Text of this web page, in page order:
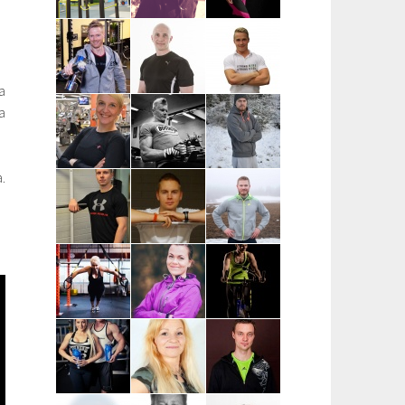
Petteri Avola |
Nokia,
Ylöjärvi,
Tampere
Eveliina
Christoforou |
Tampere
Marianne
Kankaisto |
Tampere
Teemu Ratus |
Tampere
Mister Fitmaker |
Tampere ja
ympäristökunnat
Sami
Timonen |
Kuopio
Piia
Hartikainen |
Mikkeli, Juva,
Mäntyharju,
Pieksämäki
Anssi Rönkä |
Kuopio,
Siilinjärvi
Nikke
Tuhkanen |
Mikkeli, Juva,
Savonlinna
Markus Piispa
| Mikkeli,
Savonlinna,
Juva
Elias Reijonen |
Turku,
Pääkaupunkiseutu
Aku Borenius
| Tampereen
ja Turun alue
ja lähikunnat
Virpi
Lautamatti |
Varsinais-
Suomi, Turku,
Raisio,
Anna
Hämäläinen |
Turku, Raisio,
Kaarina
Marja
Pesonen |
Kouvola